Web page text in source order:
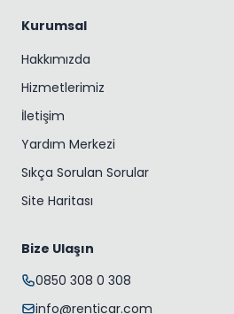
Kurumsal
Hakkımızda
Hizmetlerimiz
İletişim
Yardım Merkezi
Sıkça Sorulan Sorular
Site Haritası
Bize Ulaşın
0850 308 0 308
info@renticar.com